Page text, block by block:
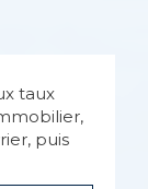
taux
puis